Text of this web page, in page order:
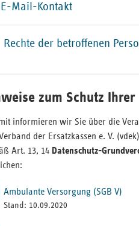
Mail-Kontakt
Rechte der betroffenen
zum Schutz Ihrer
informieren wir Sie über die
der Ersatzkassen e. V.
Art. 13, 14 Datenschutz-
Ambulante Versorgung (SGB V)
Stand: 10.09.2020